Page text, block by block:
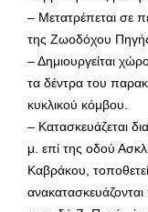
– Μετατρέπεται σε
της Ζωοδόχου
– Δημιουργείται
τα δέντρα του
κυκλικού κόμβου.
– Κατασκευάζεται
μ. επί της οδού
Καβράκου,